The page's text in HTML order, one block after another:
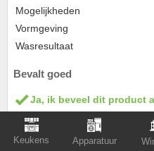
Keukens Apparatuur
Mogelijkheden
Vormgeving
Wasresultaat
Bevalt goed
Ja, ik beveel dit product
Het product is vrijwel
functies aanwezig